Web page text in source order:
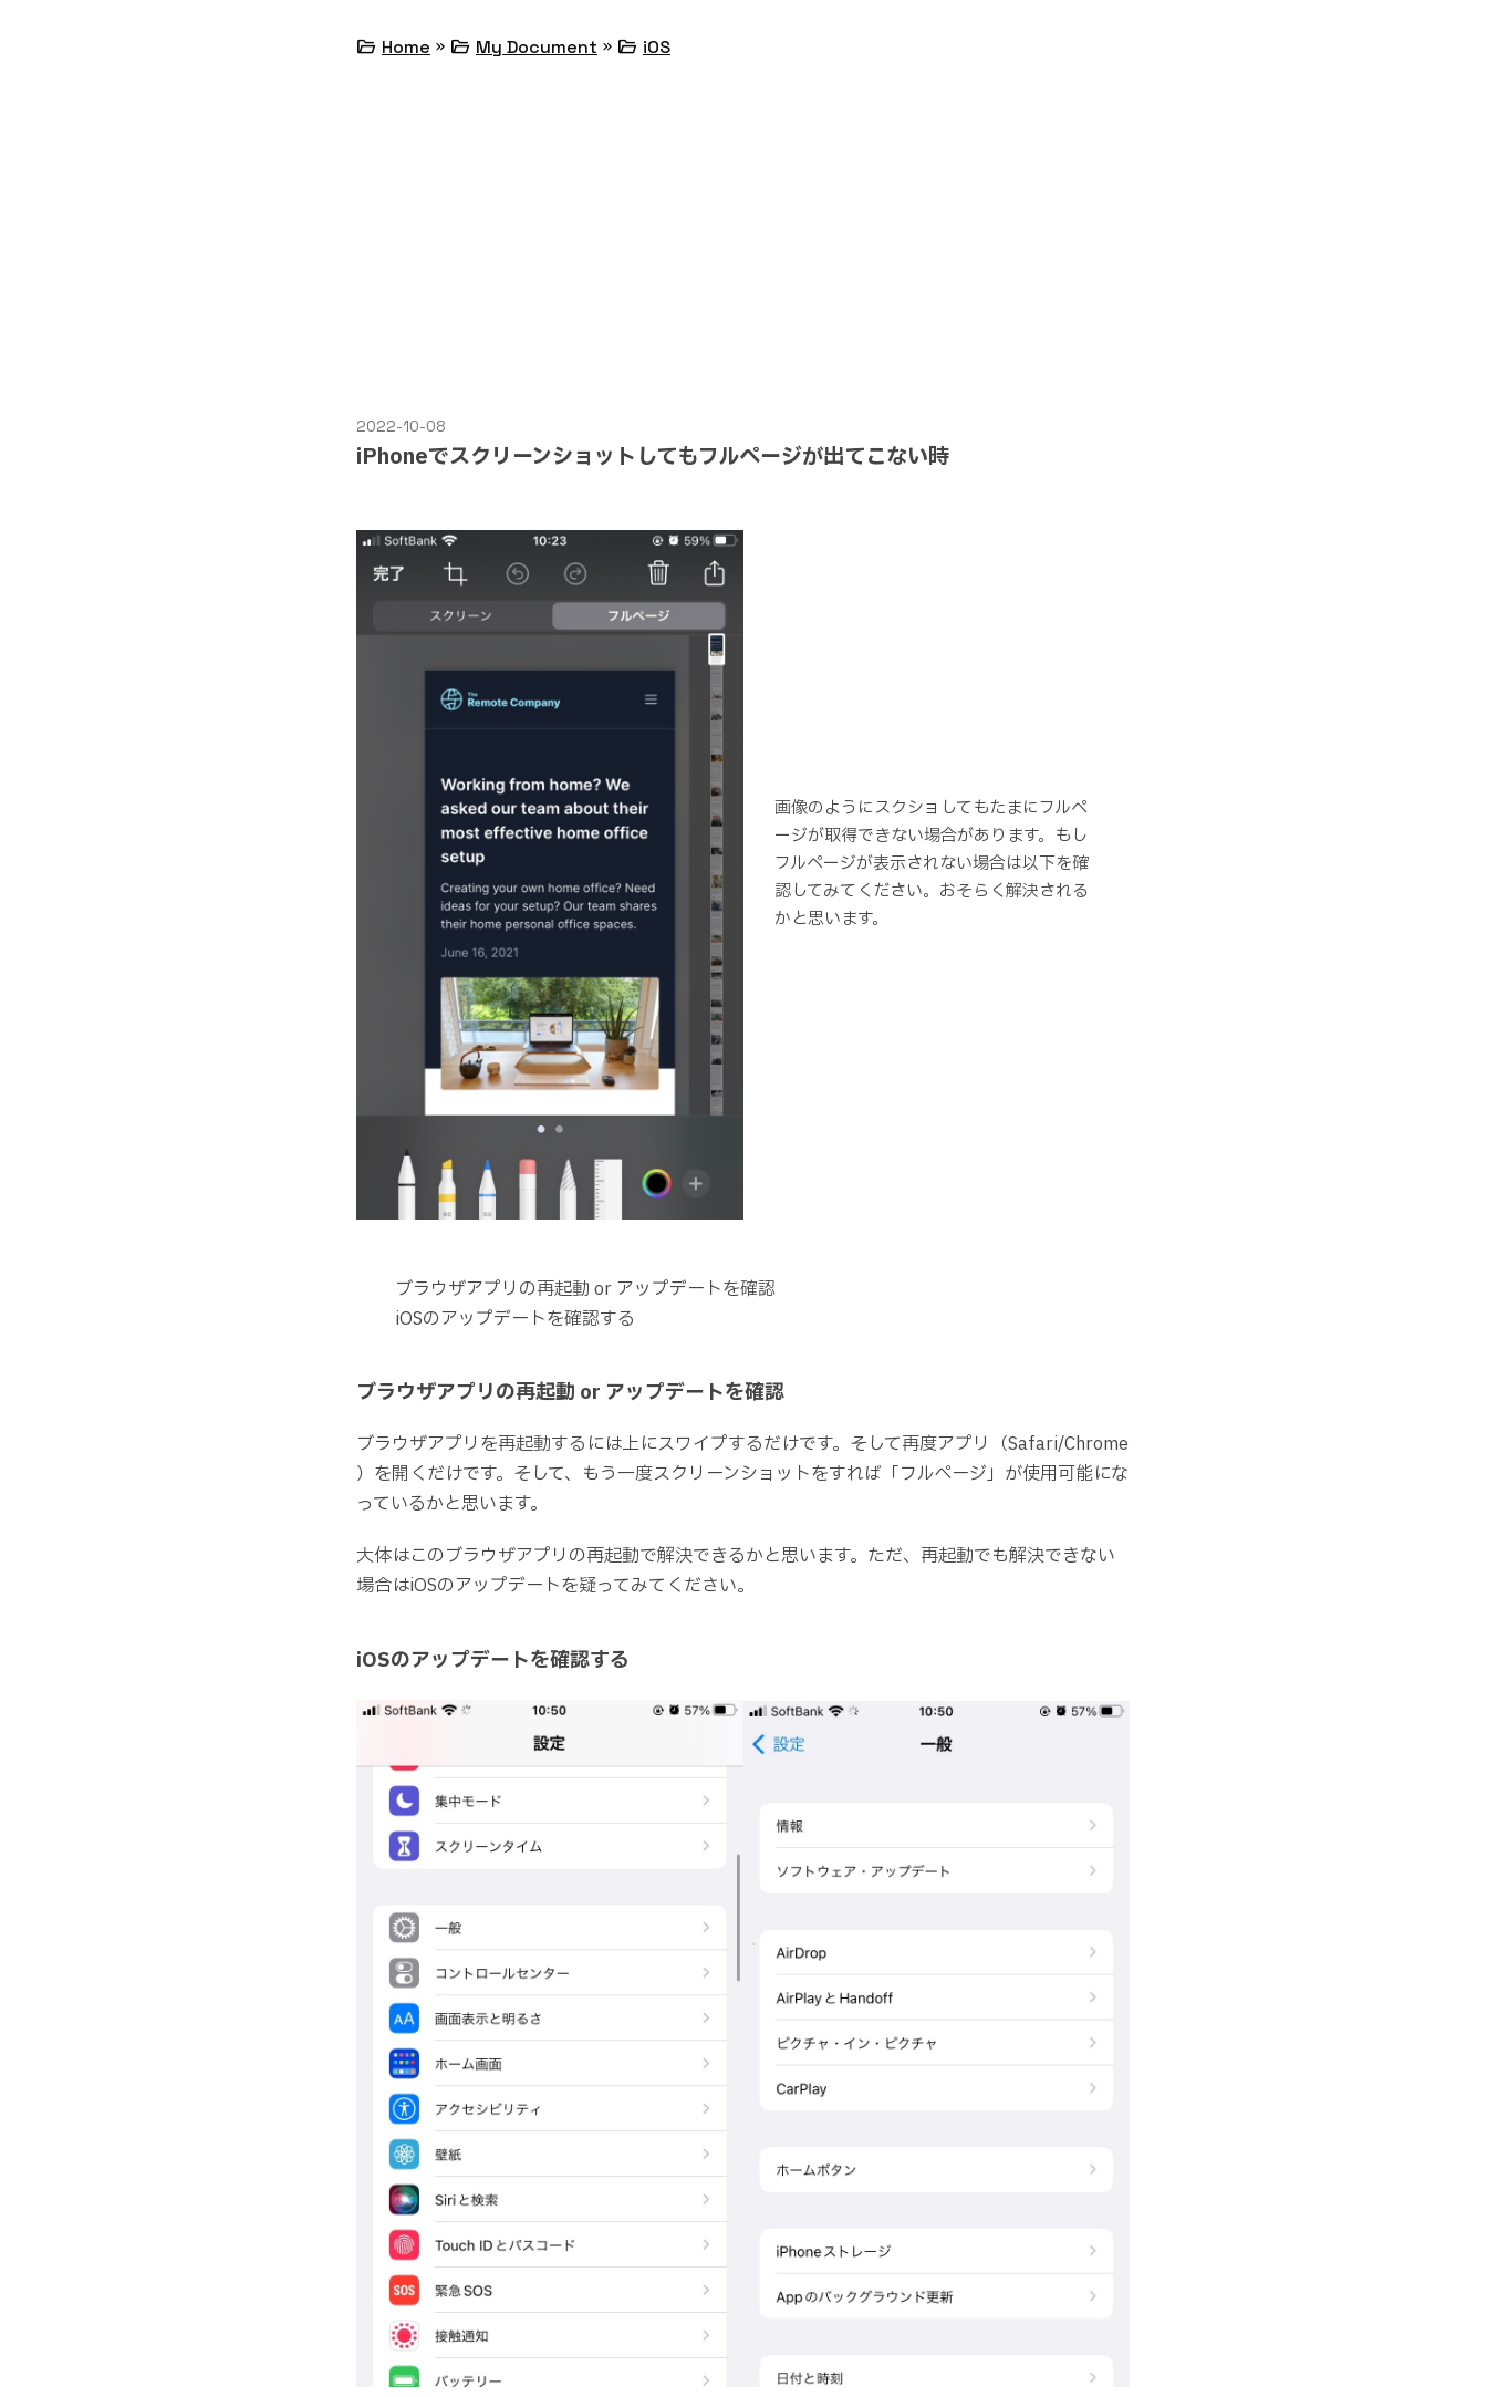
folder_open Home » folder_open My Document » folder_open iOS
2022-10-08
iPhoneでスクリーンショットしてもフルページが出てこない時
画像のようにスクショしてもたまにフルペ
ージが取得できない場合があります。もし
フルページが表示されない場合は以下を確
認してみてください。おそらく解決される
かと思います。
ブラウザアプリの再起動 or アップデートを確認
iOSのアップデートを確認する
ブラウザアプリの再起動 or アップデートを確認
ブラウザアプリを再起動するには上にスワイプするだけです。そして再度アプリ（Safari/Chrome
）を開くだけです。そして、もう一度スクリーンショットをすれば「フルページ」が使用可能にな
っているかと思います。
大体はこのブラウザアプリの再起動で解決できるかと思います。ただ、再起動でも解決できない
場合はiOSのアップデートを疑ってみてください。
iOSのアップデートを確認する